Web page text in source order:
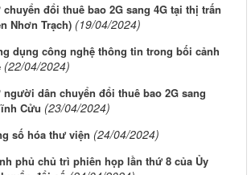
đổi thuê bao 2G sang 4G tại thị trấn
Nhơn Trạch) (19/04/2024)
dụng công nghệ thông tin trong bối cảnh
(22/04/2024)
người dân chuyển đổi thuê bao 2G sang
Cửu (23/04/2024)
số hóa thư viện (24/04/2024)
phủ chủ trì phiên họp lần thứ 8 của Ủy